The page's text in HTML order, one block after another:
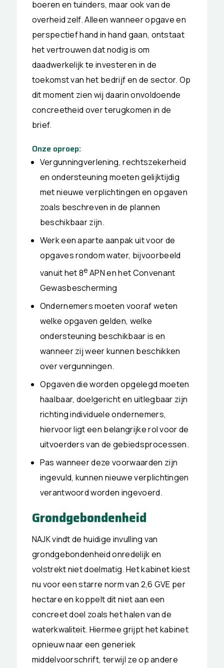
boeren en tuinders, maar ook van de
overheid zelf. Alleen wanneer opgave en
perspectief hand in hand gaan, ontstaat
het vertrouwen dat nodig is om
daadwerkelijk te investeren in de
toekomst van het bedrijf en de sector. Op
dit moment zien wij daarin onvoldoende
concreetheid over terugkomen in de
brief.
Onze oproep:
Vergunningverlening, rechtszekerheid
en ondersteuning moeten gelijktijdig
met nieuwe verplichtingen en opgaven
zoals beschreven in de plannen
beschikbaar zijn.
Werk een aparte aanpak uit voor de
opgaves rondom water, bijvoorbeeld
vanuit het 8e APN en het Convenant
Gewasbescherming
Ondernemers moeten vooraf weten
welke opgaven gelden, welke
ondersteuning beschikbaar is en
wanneer zij weer kunnen beschikken
over vergunningen.
Opgaven die worden opgelegd moeten
haalbaar, doelgericht en uitlegbaar zijn
richting individuele ondernemers,
hiervoor ligt een belangrijke rol voor de
uitvoerders van de gebiedsprocessen.
Pas wanneer deze voorwaarden zijn
ingevuld, kunnen nieuwe verplichtingen
verantwoord worden ingevoerd.
Grondgebondenheid
NAJK vindt de huidige invulling van
grondgebondenheid onredelijk en
volstrekt niet doelmatig. Het kabinet kiest
nu voor een starre norm van 2,6 GVE per
hectare en koppelt dit niet aan een
concreet doel zoals het halen van de
waterkwaliteit. Hiermee grijpt het kabinet
opnieuw naar een generiek
middelvoorschrift, terwijl ze op andere